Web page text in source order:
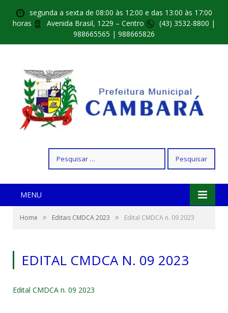
segunda a sexta de 08:00 às 12:00 e das 13:00 às 17:00
horas
Avenida Brasil, 1229 – Centro
(43) 3532-8800 |
988665565 | 988665826
por:
MENU
Home » Editais CMDCA 2023 » Edital CMDCA n. 09 2023
EDITAL CMDCA N. 09 2023
Edital CMDCA n. 09 2023